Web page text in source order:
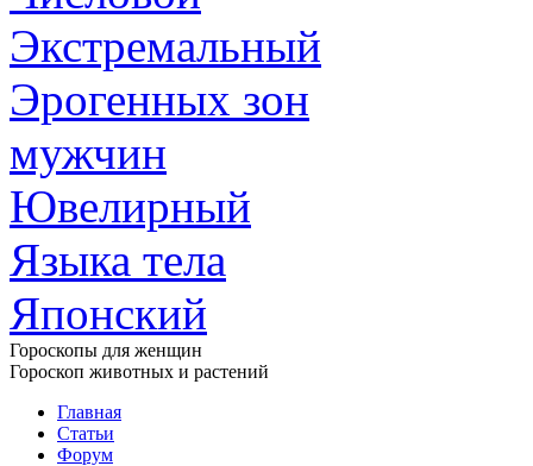
Экстремальный
Эрогенных зон
мужчин
Ювелирный
Языка тела
Японский
Гороскопы для женщин
Гороскоп животных и растений
Главная
Статьи
Форум